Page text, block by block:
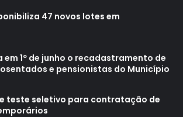
47 novos lotes em
em 1º de junho o recadastramento de
e pensionistas do Município
teste seletivo para contratação de